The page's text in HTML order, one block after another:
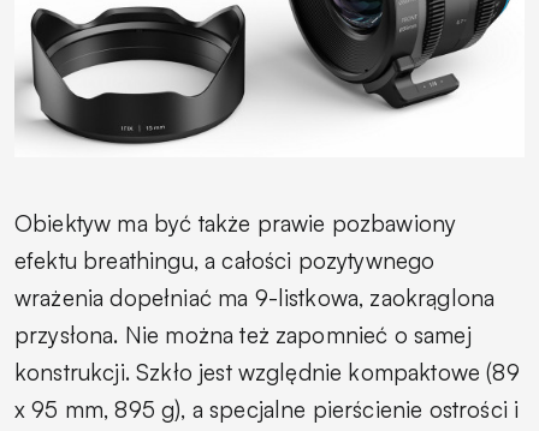
Obiektyw ma być także prawie pozbawiony
efektu breathingu, a całości pozytywnego
wrażenia dopełniać ma 9-listkowa, zaokrąglona
przysłona. Nie można też zapomnieć o samej
konstrukcji. Szkło jest względnie kompaktowe (89
x 95 mm, 895 g), a specjalne pierścienie ostrości i